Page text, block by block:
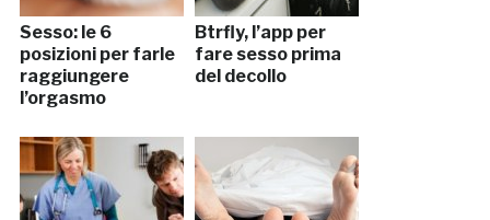
Sesso: le 6
posizioni per farle
raggiungere
l’orgasmo
Btrfly, l’app per
fare sesso prima
del decollo